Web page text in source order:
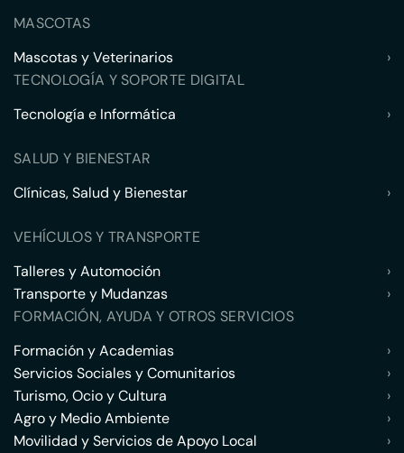
MASCOTAS
Mascotas y Veterinarios
›
TECNOLOGÍA Y SOPORTE DIGITAL
Tecnología e Informática
›
SALUD Y BIENESTAR
Clínicas, Salud y Bienestar
›
VEHÍCULOS Y TRANSPORTE
Talleres y Automoción
›
Transporte y Mudanzas
›
FORMACIÓN, AYUDA Y OTROS SERVICIOS
Formación y Academias
›
Servicios Sociales y Comunitarios
›
Turismo, Ocio y Cultura
›
Agro y Medio Ambiente
›
Movilidad y Servicios de Apoyo Local
›